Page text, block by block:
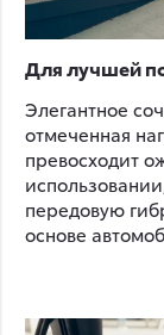
Для лучшей
Элегантное
отмеченная
превосходит
передовую
основе